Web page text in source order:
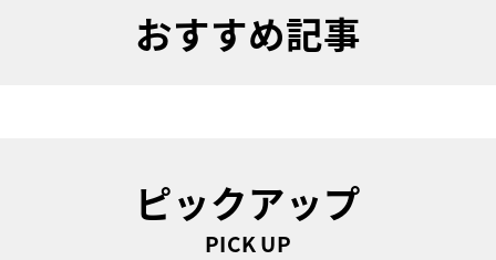
おすすめ記事
ピックアップ
PICK UP